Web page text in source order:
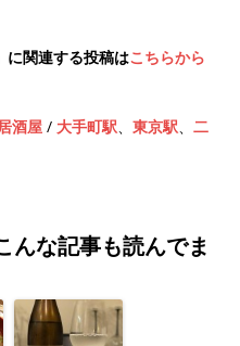
に関連する投稿はこちらから
酒屋 / 大手町駅、 東京駅、 二
んな記事も読んでま